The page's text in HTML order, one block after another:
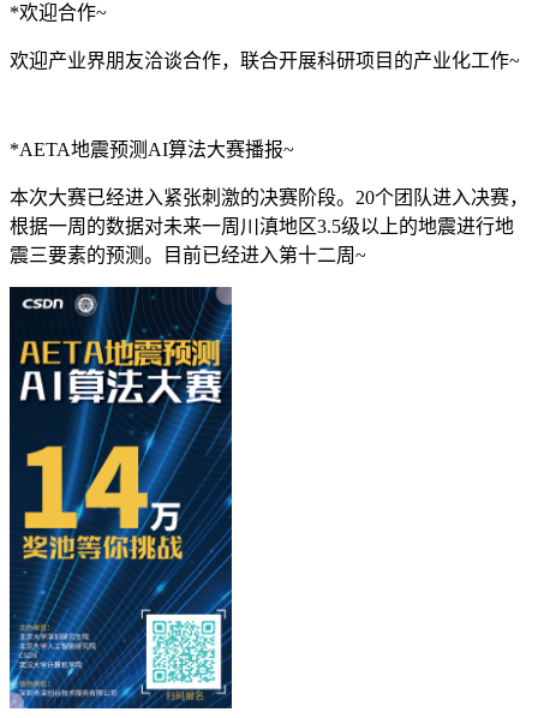
*欢迎合作~
欢迎产业界朋友洽谈合作，联合开展科研项目的产业化工作~
*AETA地震预测AI算法大赛播报~
本次大赛已经进入紧张刺激的决赛阶段。20个团队进入决赛，
根据一周的数据对未来一周川滇地区3.5级以上的地震进行地
震三要素的预测。目前已经进入第十二周~